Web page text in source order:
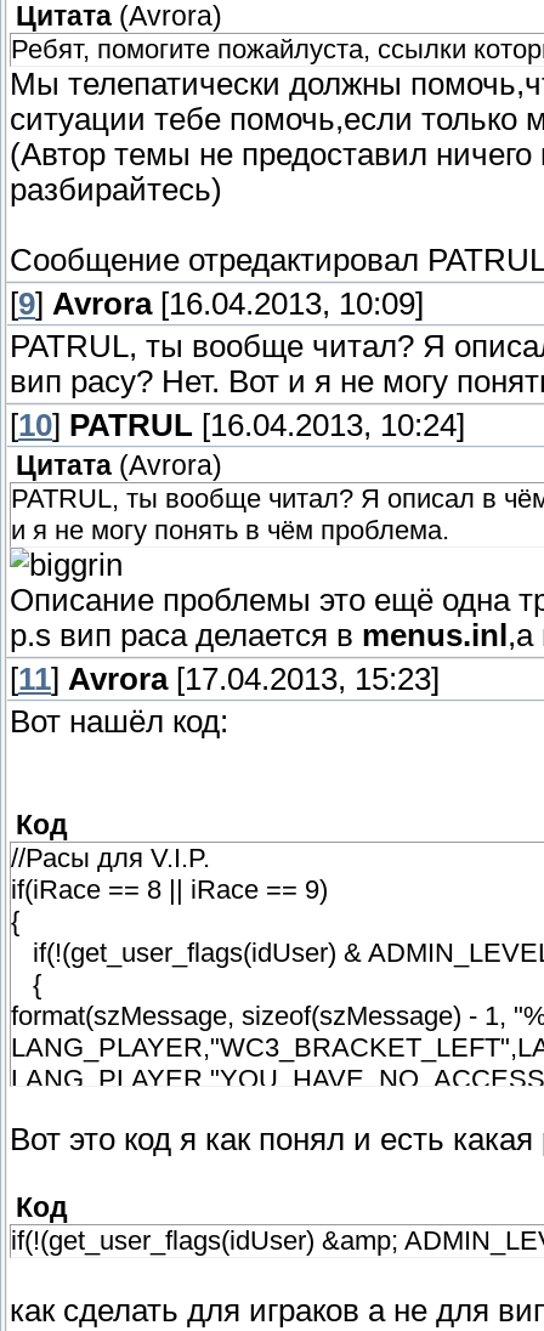
Цитата (Avrora)
Ребят, помогите пожайлуста, ссылки
Мы телепатически должны
ситуации тебе помочь,если только
(Автор темы не предоставил
разбирайтесь)
Сообщение отредактировал PATRUL
[9] Avrora[16.04.2013, 10:09]
PATRUL, ты вообще читал? Я
вип расу? Нет. Вот и я не могу
[10] PATRUL [16.04.2013, 10:24]
Цитата (Avrora)
PATRUL, ты вообще читал? Я описал в
и я не могу понять в чём проблема.
Описание проблемы это ещё одна
p.s вип раса делается в menus.inl ,а
[11] Avrora[17.04.2013, 15:23]
Вот нашёл код:
Код
//Расы для V.I.P.
if(iRace == 8 || iRace == 9)
{
if(!(get_user_flags(idUser) &
{
format(szMessage, sizeof(szMessage) - 1,
client_print( idUser,
// Get the race's name
lang_GetRaceName( iRace, idUser,
Вот это код я как понял и есть
Код
if(!(get_user_flags(idUser) &amp;
как сделать для играков а не для